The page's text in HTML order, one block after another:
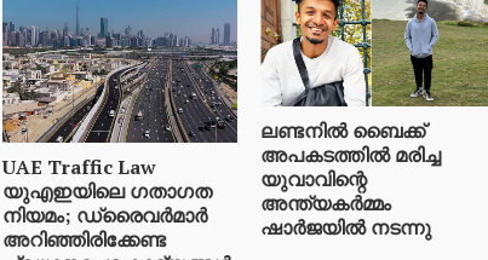
UAE Traffic Law
യുഎഇയിലെ ഗതാഗത
നിയമം; ഡ്രൈവർമാർ
അറിഞ്ഞിരിക്കേണ്ട
ലണ്ടനിൽ ബെെക്ക്
അപകടത്തിൽ മരിച്ച
യുവാവിന്റെ
അന്ത്യകർമ്മം
ഷാർജയിൽ നടന്നു